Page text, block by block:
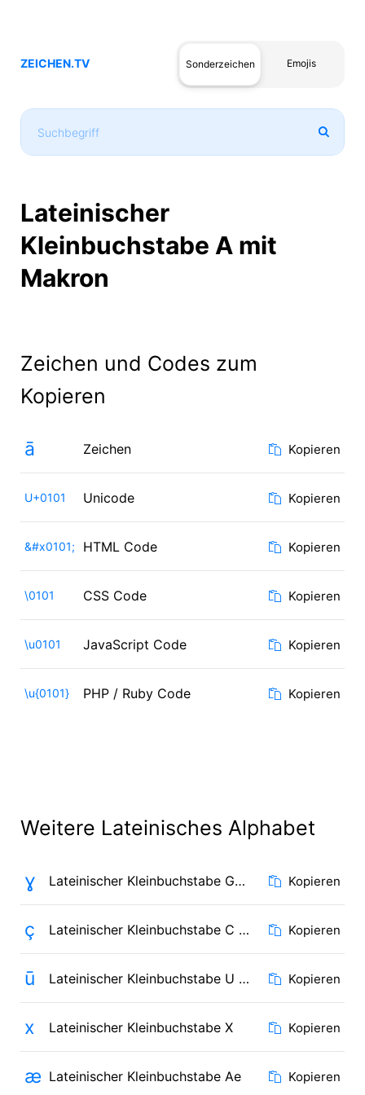
ZEICHEN.TV Sonderzeichen Emojis
Lateinischer
Kleinbuchstabe A mit
Makron
Zeichen und Codes zum
Kopieren
ā Zeichen Kopieren
U+0101 Unicode Kopieren
&#x0101; HTML Code Kopieren
\0101 CSS Code Kopieren
\u0101 JavaScript Code Kopieren
\u{0101} PHP / Ruby Code Kopieren
Weitere Lateinisches Alphabet
ɣ Lateinischer Kleinbuchstabe Gamma Kopieren
ç Lateinischer Kleinbuchstabe C mit Häkchen Kopieren
ū Lateinischer Kleinbuchstabe U mit Makron Kopieren
x Lateinischer Kleinbuchstabe X Kopieren
æ Lateinischer Kleinbuchstabe Ae Kopieren